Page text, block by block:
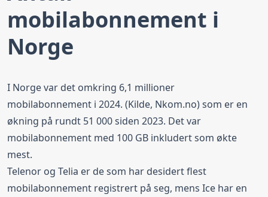
mobilabonnement i
Norge
I Norge var det omkring 6,1 millioner
mobilabonnement i 2024. (Kilde, Nkom.no) som er en
økning på rundt 51 000 siden 2023. Det var
mobilabonnement med 100 GB inkludert som økte
mest.
Telenor og Telia er de som har desidert flest
mobilabonnement registrert på seg, mens Ice har en